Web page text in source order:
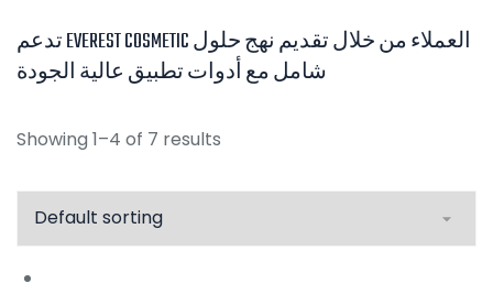
تدعم EVEREST COSMETIC العملاء من خلال تقديم نهج حلول
شامل مع أدوات تطبيق عالية الجودة
Showing 1–4 of 7 results